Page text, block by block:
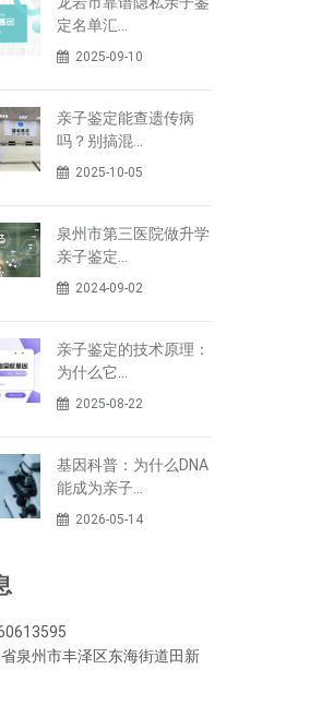
定名单汇…
2025-09-10
亲子鉴定能查遗传病
吗？别搞混…
2025-10-05
泉州市第三医院做升学
亲子鉴定…
2024-09-02
亲子鉴定的技术原理：
为什么它…
2025-08-22
基因科普：为什么DNA
能成为亲子…
2026-05-14
泉州市丰泽区东海街道田新